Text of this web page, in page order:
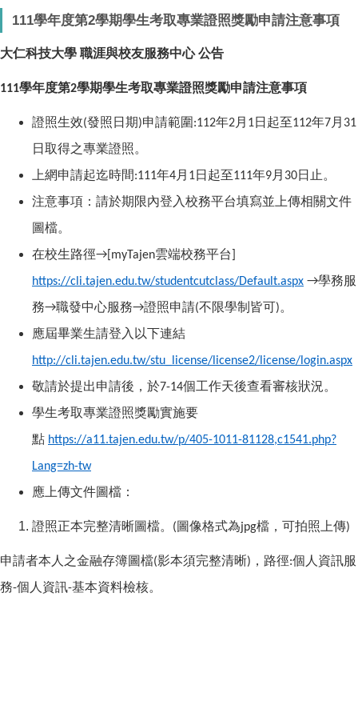
111學年度第2學期學生考取專業證照獎勵申請注意事項
大仁科技大學 職涯與校友服務中心 公告
111學年度第2學期學生考取專業證照獎勵申請注意事項
證照生效(發照日期)申請範圍 :112年2月 1日起至112年7月 31
日取得之專業證照。
上網申請起迄時間:111年4月 1日起至111年9月 30日止。
注意事項：請於期限內登入校務平台填寫並上傳相關文件
圖檔。
在校生路徑→[myTajen雲端校務平台
https://cli.tajen.edu.tw/studentcutclass/Default.aspx →學務服
務→職發中心服務→證照申請(不限學制皆可)。
應屆畢業生請登入以下連結
http://cli.tajen.edu.tw/stu_license/license2/license/login.aspx
敬請於提出申請後，於7-14個工作天後查看審核狀況。
學生考取專業證照獎勵實施要
點 https://a11.tajen.edu.tw/p/405-1011-81128,c1541.php?
Lang=zh-tw
應上傳文件圖檔：
證照正本完整清晰圖檔。 (圖像格式為jpg檔，可拍照上傳)
申請者本人之金融存簿圖檔(影本須完整清晰) ，路徑:個人資訊服
務-個人資訊-基本資料檢核。